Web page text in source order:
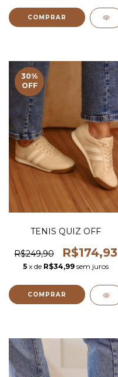
COMPRAR
30%
OFF
TENIS QUIZ OFF
R$249,90 R$174,93
5 x de R$34,99 sem juros
COMPRAR